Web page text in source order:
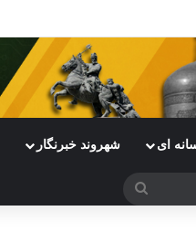
ای شهروند خبرنگار
جستجو